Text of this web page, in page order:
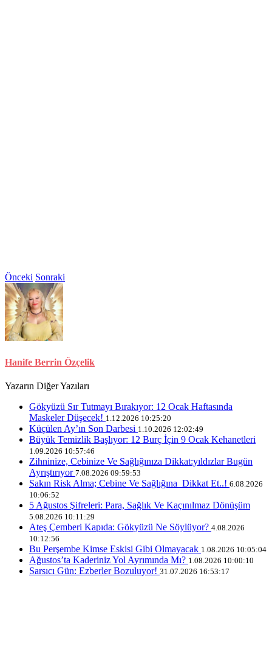
Önceki Sonraki
Hanife Berrin Özçelik
Yazarın Diğer Yazıları
Gökyüzü Sır Tutmayı Bırakıyor: 12 Ocak Haftasında
Maskeler Düşecek! 1.12.2026 10:25:20
Küçülen Ay’ın Son Darbesi 1.10.2026 12:02:49
Büyük Temizlik Başlıyor: 12 Burç İçin 9 Ocak Kehanetleri
1.09.2026 10:57:46
Zihninize, Cebinize Ve Sağlığınıza Dikkat:yıldızlar Bugün
Ayrıştırıyor 7.08.2026 09:59:53
Sakın Risk Alma; Cebine Ve Sağlığına Dikkat Et..! 6.08.2026
10:06:52
5 Ağustos Şifreleri: Para, Sağlık Ve Kaçınılmaz Dönüşüm
5.08.2026 10:11:29
Ateş Çemberi Kapıda: Gökyüzü Ne Söylüyor? 4.08.2026
10:12:56
Bu Perşembe Kimse Eskisi Gibi Olmayacak 1.08.2026 10:05:04
Ağustos’ta Kaderiniz Yol Ayrımında Mı? 1.08.2026 10:00:10
Sarsıcı Gün: Ezberler Bozuluyor! 31.07.2026 16:53:17